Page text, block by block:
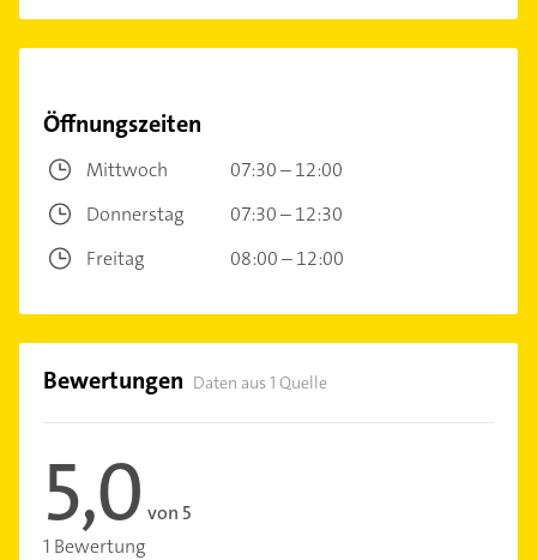
Öffnungszeiten
Mittwoch
07:30 – 12:00
Donnerstag
07:30 – 12:30
Freitag
08:00 – 12:00
Bewertungen Daten aus 1 Quelle
5,0 von 5
1 Bewertung